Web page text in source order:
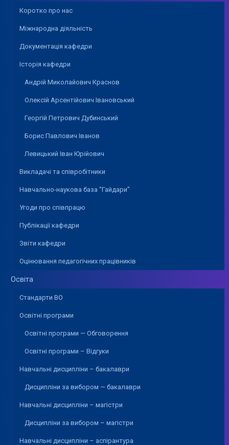
Коротко про нас
Міжнародна діяльність
Документація кафедри
Історія кафедри
Андрій Миколайович Краснов
Олексій Арсентійович Івановський
Георгій Петрович Дубинський
Борис Павлович Іванов
Левицький Іван Юрійович
Викладачі та співробітники
Навчально-наукова база “Гайдари”
Угоди про співпрацю
Публікації кафедри
Звіти кафедри
Оцінювання педагогічних працівників
Освіта
Стандарти ВО
Освітні програми
Освітні програми — Обговорення
Освітні програми – Відгуки
Навчальні дисципліни – бакалаври
Дисципліни за вибором — бакалаври
Навчальні дисципліни – магістри
Дисципліни за вибором – магістри
Навчальні дисципліни – аспірантура